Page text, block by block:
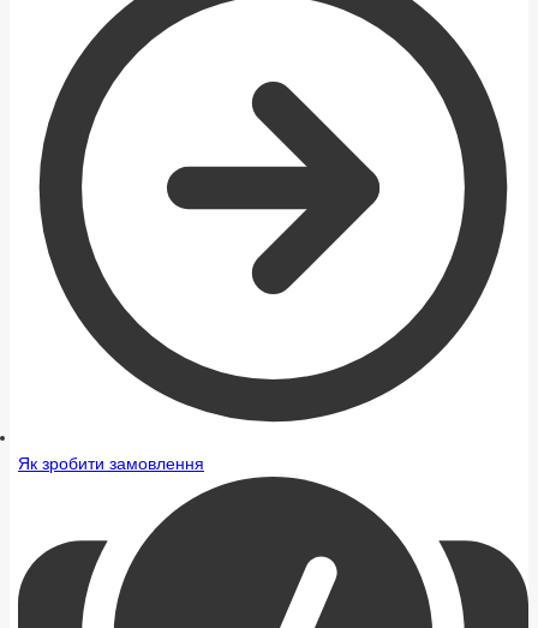
Як зробити замовлення